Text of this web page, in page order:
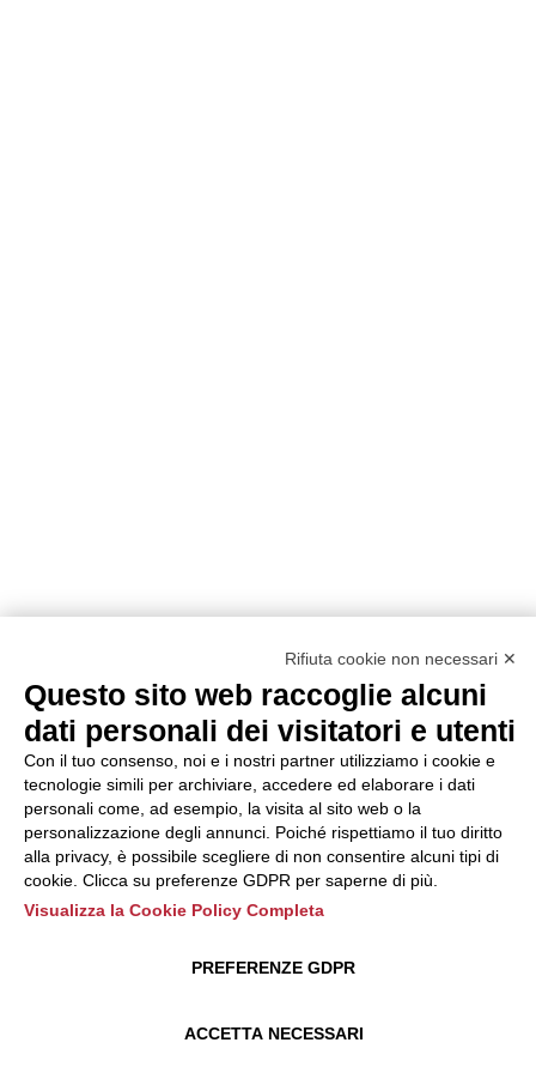
Rifiuta cookie non necessari ✕
Questo sito web raccoglie alcuni
dati personali dei visitatori e utenti
Con il tuo consenso, noi e i nostri partner utilizziamo i cookie e
tecnologie simili per archiviare, accedere ed elaborare i dati
personali come, ad esempio, la visita al sito web o la
personalizzazione degli annunci. Poiché rispettiamo il tuo diritto
alla privacy, è possibile scegliere di non consentire alcuni tipi di
cookie. Clicca su preferenze GDPR per saperne di più.
Visualizza la Cookie Policy Completa
ACCETTA NECESSARI
PREFERENZE GDPR